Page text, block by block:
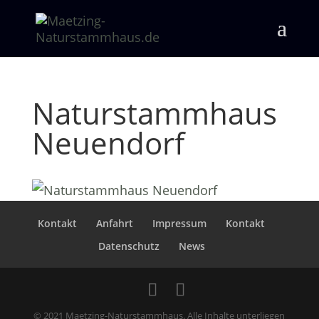
Naturstammhaus
Neuendorf
Kontakt Anfahrt Impressum
Kontakt
Datenschutz
News
© 2021 Maetzing-Naturstammhaus. Alle Inhalte unterliegen